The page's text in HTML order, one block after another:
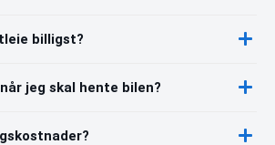
billigst?
jeg skal hente bilen?